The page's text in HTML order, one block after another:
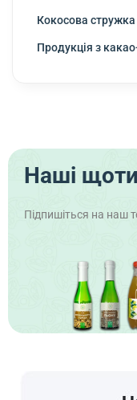
Кокосова стружка
Продукція з
Наші
Підпишіться на наш